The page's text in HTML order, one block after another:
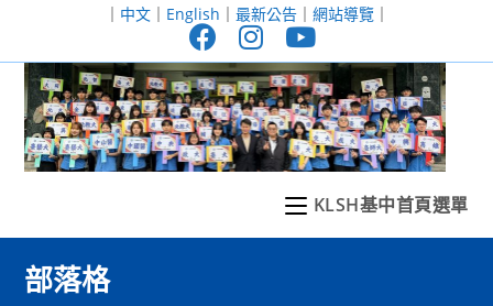
至
｜ 中文｜ English ｜ 最新公告｜ 網站導覽｜
KLSH基中首頁選單
部落格